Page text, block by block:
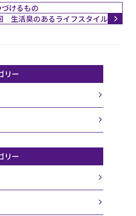
けるもの
生活臭のあるライフスタイル
リー
リー